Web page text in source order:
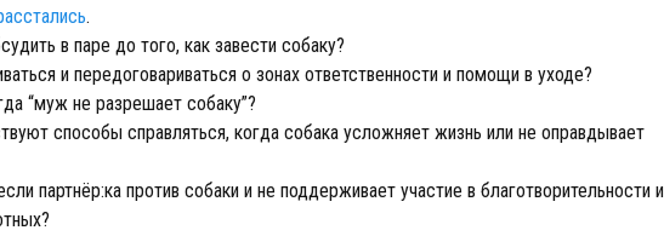
.
в паре до того, как завести собаку?
и передоговариваться о зонах ответственности и помощи в уходе?
“муж не разрешает собаку”?
способы справляться, когда собака усложняет жизнь или не оправдывает
партнёр:ка против собаки и не поддерживает участие в благотворительности и